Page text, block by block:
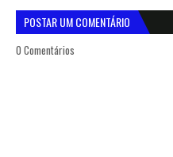
POSTAR UM COMENTÁRIO
0 Comentários